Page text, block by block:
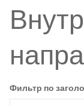
Фильтр по